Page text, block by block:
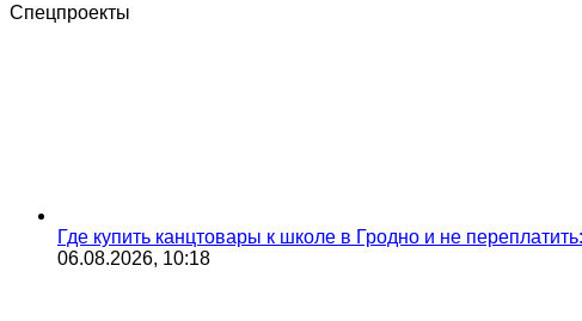
Спецпроекты
Где купить канцтовары к школе в Гродно и не
06.08.2026, 10:18